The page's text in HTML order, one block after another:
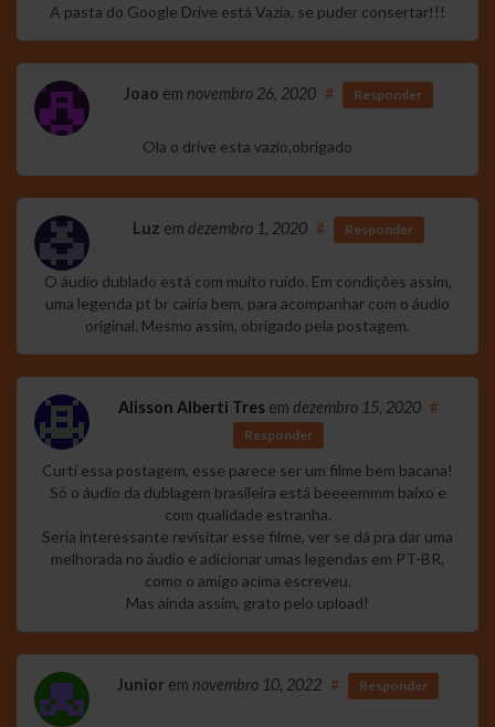
A pasta do Google Drive está Vazia, se puder consertar!!!
Joao em novembro 26, 2020 # Responder
Ola o drive esta vazio,obrigado
Luz em dezembro 1, 2020 # Responder
O áudio dublado está com muito ruído. Em condições assim,
uma legenda pt br cairia bem, para acompanhar com o áudio
original. Mesmo assim, obrigado pela postagem.
Alisson Alberti Tresem dezembro 15, 2020 #
Responder
Curti essa postagem, esse parece ser um filme bem bacana!
Só o áudio da dublagem brasileira está beeeemmm baixo e
com qualidade estranha.
Seria interessante revisitar esse filme, ver se dá pra dar uma
melhorada no áudio e adicionar umas legendas em PT-BR,
como o amigo acima escreveu.
Mas ainda assim, grato pelo upload!
Junior em novembro 10, 2022 # Responder